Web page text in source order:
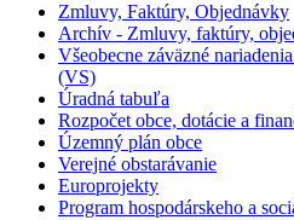
Zmluvy, Faktúry, Objednávky
Archív - Zmluvy, faktúry,
Všeobecne záväzné
(VS)
Úradná tabuľa
Rozpočet obce, dotácie a
Územný plán obce
Verejné obstarávanie
Europrojekty
Program hospodárskeho a